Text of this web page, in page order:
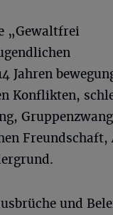
„Gewaltfrei
Jahren
Konflikten,
und